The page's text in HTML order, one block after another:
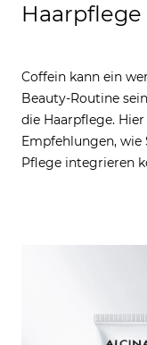
Haarpflege
Coffein kann ein
Beauty-Routine
die Haarpflege.
Empfehlungen,
Pflege integrieren